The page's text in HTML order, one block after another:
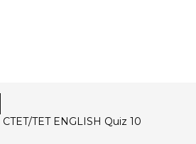
CTET/TET ENGLISH Quiz 10